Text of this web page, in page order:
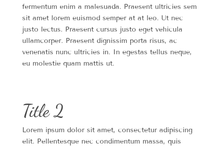
fermentum enim a malesuada. Praesent ultricies sem
sit amet lorem euismod semper at at leo. Ut nec
justo lectus. Praesent cursus justo eget vehicula
ullamcorper. Praesent dignissim porta risus, ac
venenatis nunc ultricies in. In egestas tellus neque,
eu molestie quam mattis ut.
Title 2
Lorem ipsum dolor sit amet, consectetur adipiscing
elit. Pellentesque nec condimentum massa, quis